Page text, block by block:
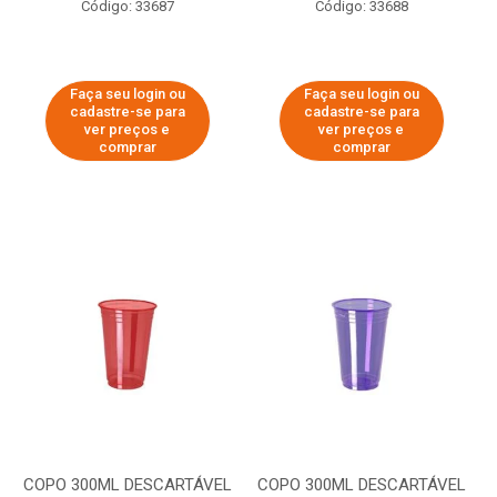
Código: 33687
Faça seu login ou
cadastre-se para
ver preços e
comprar
Código: 33688
Faça seu login ou
cadastre-se para
ver preços e
comprar
COPO 300ML DESCARTÁVEL
COPO 300ML DESCARTÁVEL